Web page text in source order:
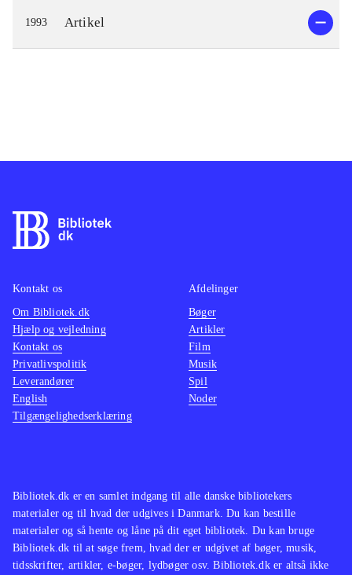
1993 Artikel
Bibliotek.dk er en samlet indgang til alle danske bibliotekers
materialer og til hvad der udgives i Danmark. Du kan bestille
materialer og så hente og låne på dit eget bibliotek. Du kan bruge
Bibliotek.dk til at søge frem, hvad der er udgivet af bøger, musik,
tidsskrifter, artikler, e-bøger, lydbøger osv. Bibliotek.dk er altså ikke
Kontakt os
Om Bibliotek.dk
Hjælp og vejledning
Kontakt os
Privatlivspolitik
Leverandører
English
Tilgængelighedserklæring
Afdelinger
Bøger
Artikler
Film
Musik
Spil
Noder